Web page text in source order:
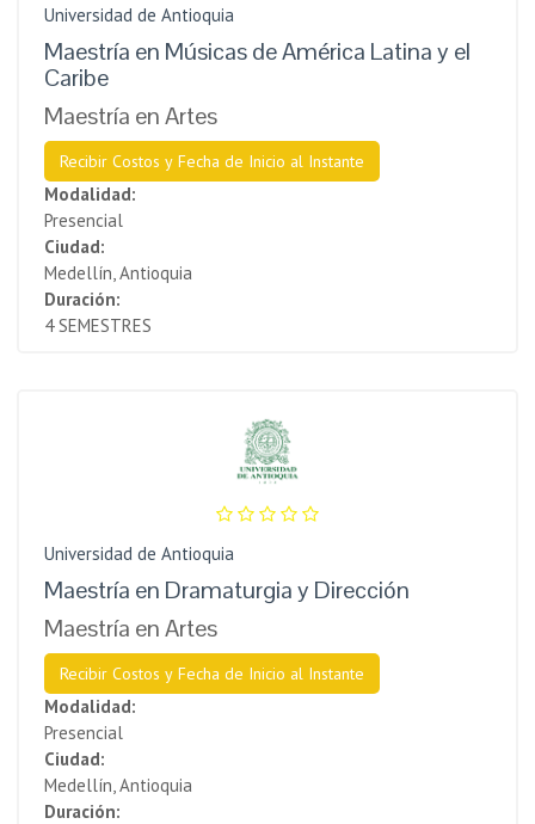
Universidad de Antioquia
Maestría en Músicas de América Latina y el
Caribe
Maestría en Artes
Recibir Costos y Fecha de Inicio al Instante
Modalidad:
Presencial
Ciudad:
Medellín, Antioquia
Duración:
4 SEMESTRES
Universidad de Antioquia
Maestría en Dramaturgia y Dirección
Maestría en Artes
Recibir Costos y Fecha de Inicio al Instante
Modalidad:
Presencial
Ciudad:
Medellín, Antioquia
Duración: